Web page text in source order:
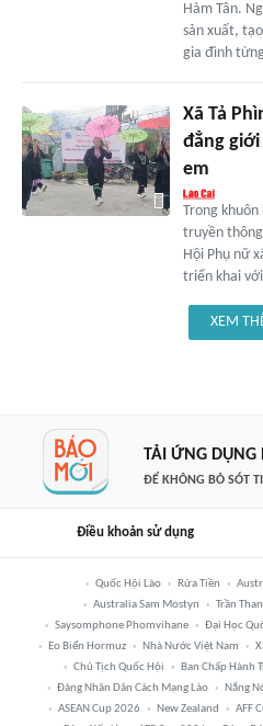
Hàm Tân.
sản xuất,
gia đình
Xã Tả
đẳng
em
Trong
truyền
Hội Phụ nữ
triển khai
XEM
TẢI ỨNG DỤNG
ĐỂ KHÔNG BỎ SÓT
Điều khoản sử dụng
Quốc Hội Lào Rửa Tiền
Australia Sam Mostyn
Trần
Saysomphone Phomvihane
Đại Học
Eo Biển Hormuz
Nhà Nước Việt Nam
Chủ Tịch Quốc Hội
Ban Chấp Hành
Đảng Nhân Dân Cách Mạng Lào
Nắng
ASEAN Cup 2026
New Zealand AFF